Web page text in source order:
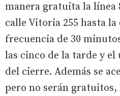
manera gratuita la línea
calle Vitoria 255 hasta
frecuencia de 30
las cinco de la tarde y
del cierre. Además se
pero no serán gratuitos,